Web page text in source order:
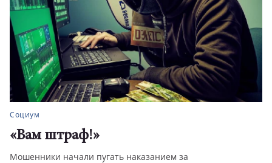
Социум
«Вам штраф!»
Мошенники начали пугать наказанием за